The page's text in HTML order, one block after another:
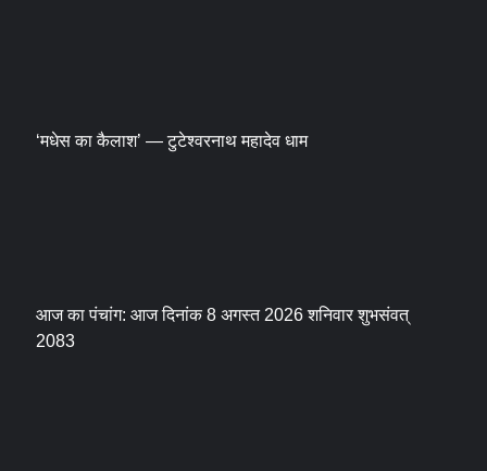
‘मधेस का कैलाश’ — टुटेश्वरनाथ महादेव धाम
आज का पंचांग: आज दिनांक 8 अगस्त 2026 शनिवार शुभसंवत्
2083